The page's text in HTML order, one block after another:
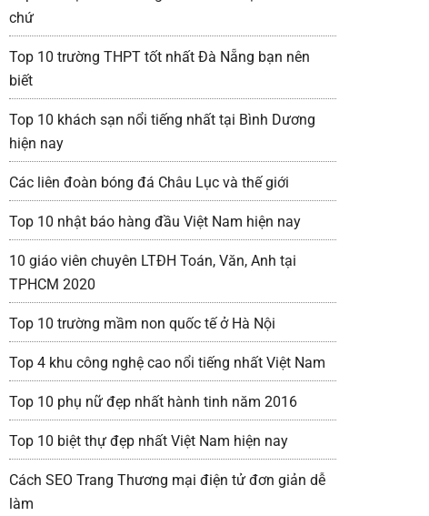
chứ
Top 10 trường THPT tốt nhất Đà Nẵng bạn nên
biết
Top 10 khách sạn nổi tiếng nhất tại Bình Dương
hiện nay
Các liên đoàn bóng đá Châu Lục và thế giới
Top 10 nhật báo hàng đầu Việt Nam hiện nay
10 giáo viên chuyên LTĐH Toán, Văn, Anh tại
TPHCM 2020
Top 10 trường mầm non quốc tế ở Hà Nội
Top 4 khu công nghệ cao nổi tiếng nhất Việt Nam
Top 10 phụ nữ đẹp nhất hành tinh năm 2016
Top 10 biệt thự đẹp nhất Việt Nam hiện nay
Cách SEO Trang Thương mại điện tử đơn giản dễ
làm